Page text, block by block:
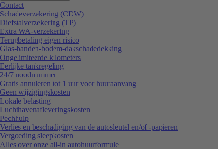
Contact
Schadeverzekering (CDW)
Diefstalverzekering (TP)
Extra WA-verzekering
Terugbetaling eigen risico
Glas-banden-bodem-dakschadedekking
Ongelimiteerde kilometers
Eerlijke tankregeling
24/7 noodnummer
Gratis annuleren tot 1 uur voor huuraanvang
Geen wijzigingskosten
Lokale belasting
Luchthavenafleveringskosten
Pechhulp
Verlies en beschadiging van de autosleutel en/of -papieren
Vergoeding sleepkosten
Alles over onze all-in autohuurformule